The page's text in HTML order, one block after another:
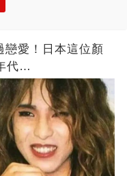
戀愛！日本這位顏
代…